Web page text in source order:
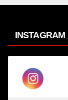
INSTAGRAM